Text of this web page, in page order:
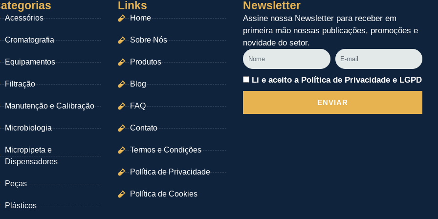
Acessórios
Cromatografia
Equipamentos
Filtração
Manutenção e Calibração
Microbiologia
Micropipeta e
Dispensadores
Peças
Plásticos
Links
Home
Sobre Nós
Produtos
Blog
FAQ
Contato
Termos e Condições
Política de Privacidade
Política de Cookies
Newsletter
Assine nossa Newsletter para receber em
primeira mão nossas publicações, promoções e
novidade do setor.
Nome
E-
mail
Li e aceito a Política de Privacidade e LGPD
ENVIAR